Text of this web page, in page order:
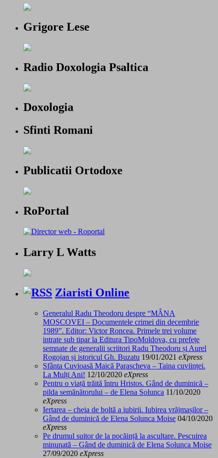
Grigore Lese
Radio Doxologia Psaltica
Doxologia
Sfinti Romani
Publicatii Ortodoxe
RoPortal
Larry L Watts
Ziaristi Online
Generalul Radu Theodoru despre “MÂNA
MOSCOVEI – Documentele crimei din decembrie
1989”. Editor: Victor Roncea. Primele trei volume
intrate sub tipar la Editura TipoMoldova, cu prefețe
semnate de generalii scriitori Radu Theodoru și Aurel
Rogojan și istoricul Gh. Buzatu 19/01/2021 eXpress
Sfânta Cuvioasă Maică Parascheva – Taina cuviinței.
La Mulți Ani! 12/10/2020 eXpress
Pentru o viață trăită întru Hristos. Gând de duminică –
pilda semănătorului – de Elena Solunca 11/10/2020
eXpress
Iertarea – cheia de boltă a iubirii. Iubirea vrăjmașilor –
Gând de duminică de Elena Solunca Moise 04/10/2020
eXpress
Pe drumul suitor de la pocăință la ascultare. Pescuirea
minunată – Gând de duminică de Elena Solunca Moise
27/09/2020 eXpress